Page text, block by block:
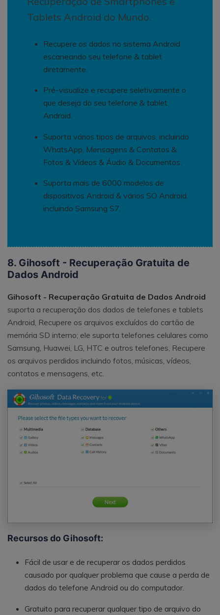
Tablets Android do Mundo.
Recupere os dados no sistema Android
escaneando seu telefone & tablet
diretamente.
Pré-visualize e recupere seletivamente o
que deseja do seu telefone & tablet
Android.
Suporta vários tipos de arquivos, incluindo
WhatsApp, Mensagens & Contatos &
Fotos & Vídeos & Áudio & Documentos.
Suporta mais de 6000 modelos de
dispositivos Android & vários SO Android,
incluindo Samsung S7.
8. Gihosoft - Recuperação Gratuita de
Dados Android
Gihosoft - Recuperação Gratuita de Dados Android
suporta a recuperação dos dados de telefones e tablets
Android, Recupere os arquivos excluídos do cartão de
memória SD interno; ele suporta telefones celulares como
Samsung, Huawei, LG, HTC e outros telefones, Recupere
os arquivos perdidos incluindo fotos, músicas, vídeos,
contatos e mensagens, etc.
Recursos do Gihosoft:
Fácil de usar e de recuperar os dados perdidos
causado por qualquer problema que cause a perda de
dados do telefone Android ou do computador.
Gratuito para recuperar qualquer tipo de arquivo do